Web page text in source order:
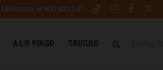
Llámanos al 900 622 247
A LO YOIGO TRUCOS